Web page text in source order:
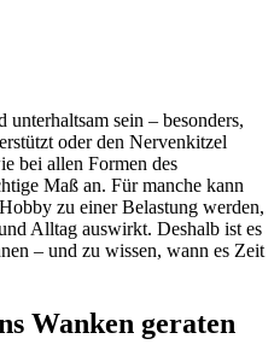
unterhaltsam sein – besonders,
oder den Nervenkitzel
bei allen Formen des
Maß an. Für manche kann
zu einer Belastung werden,
Alltag auswirkt. Deshalb ist es
– und zu wissen, wann es Zeit
Wanken geraten